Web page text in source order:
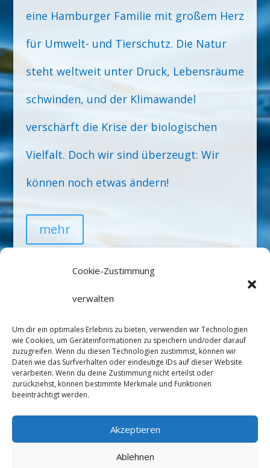
Cookie-Zustimmung
verwalten
Um dir ein optimales Erlebnis zu bieten, verwenden wir Technologien
wie Cookies, um Geräteinformationen zu speichern und/oder darauf
zuzugreifen. Wenn du diesen Technologien zustimmst, können wir
Daten wie das Surfverhalten oder eindeutige IDs auf dieser Website
verarbeiten. Wenn du deine Zustimmung nicht erteilst oder
zurückziehst, können bestimmte Merkmale und Funktionen
beeinträchtigt werden.
Akzeptieren
Ablehnen
eine Hamburger Familie mit großem Herz
für Umwelt- und Tierschutz. Die Natur
steht weltweit unter Druck, Lebensräume
schwinden, und der Klimawandel
verschärft die Krise der biologischen
Vielfalt. Doch wir sind überzeugt: Wir
können noch etwas ändern!
mehr
unterstützen
Newsletter
Datenschutz Impressum Satzung
Linkedin Mastodon